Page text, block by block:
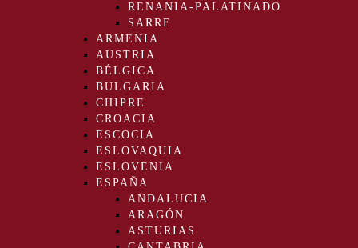
RENANIA-PALATINADO
SARRE
ARMENIA
AUSTRIA
BÉLGICA
BULGARIA
CHIPRE
CROACIA
ESCOCIA
ESLOVAQUIA
ESLOVENIA
ESPAÑA
ANDALUCIA
ARAGÓN
ASTURIAS